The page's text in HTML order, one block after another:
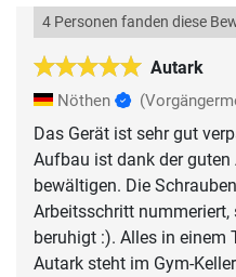
Autark
4 Personen fanden diese
Nöthen
Das Gerät ist sehr gut
Aufbau ist dank der
bewältigen. Die
Arbeitsschritt
beruhigt :). Alles in einem
Autark steht im Gym-